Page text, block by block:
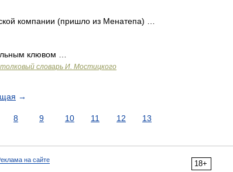
компании (пришло из Менатепа) …
клювом …
словарь И. Мостицкого
→
8 9 10 11 12 13
18+
на сайте